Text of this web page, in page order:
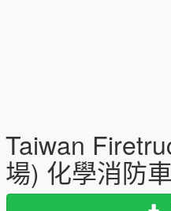
Taiwan
場) 化學消防車